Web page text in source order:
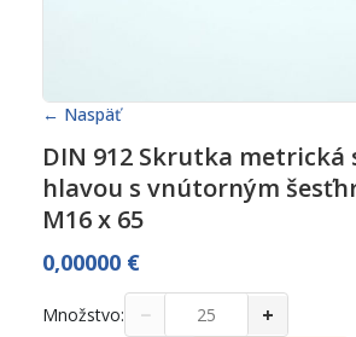
← Naspäť
DIN 912 Skrutka metrická
hlavou s vnútorným
M16 x 65
0,00000 €
Množstvo: − +